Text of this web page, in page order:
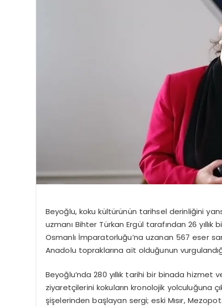
Beyoğlu, koku kültürünün tarihsel derinliğini
uzmanı Bihter Türkan Ergül tarafından 26
Osmanlı İmparatorluğu’na uzanan 567 eser
Anadolu topraklarına ait olduğunun
Beyoğlu’nda 280 yıllık tarihi bir binada hizmet
ziyaretçilerini kokuların kronolojik yolculuğuna
şişelerinden başlayan sergi; eski Mısır,